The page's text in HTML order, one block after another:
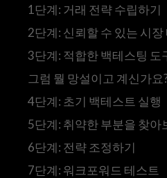
1단계: 거래 전략 수립하기
2단계: 신뢰할 수 있는 시
3단계: 적합한 백테스팅 도
그럼 뭘 망설이고 계신가요
4단계: 초기 백테스트 실행
5단계: 취약한 부분을 찾아
6단계: 전략 조정하기
7단계: 워크포워드 테스트